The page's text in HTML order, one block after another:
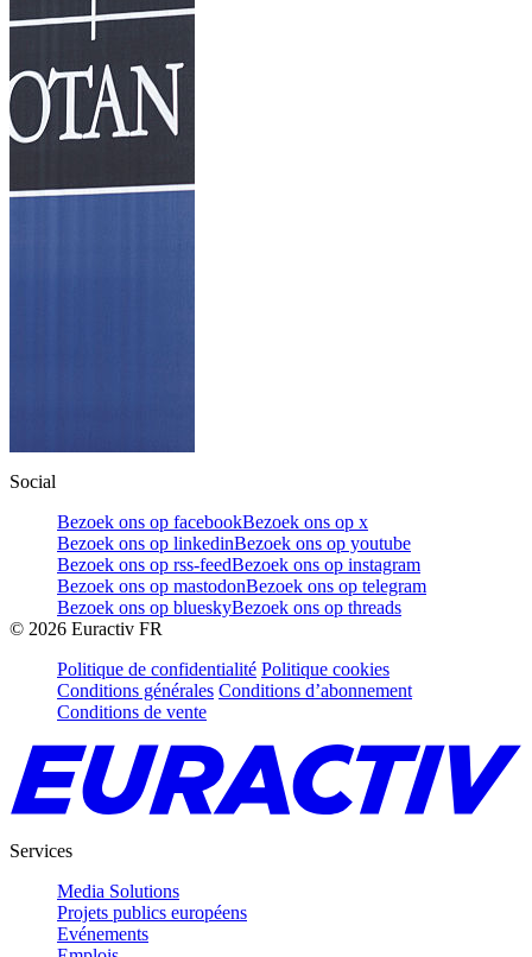
Social
Bezoek ons op facebookBezoek ons op x
Bezoek ons op linkedinBezoek ons op youtube
Bezoek ons op rss-feedBezoek ons op instagram
Bezoek ons op mastodonBezoek ons op telegram
Bezoek ons op blueskyBezoek ons op threads
© 2026 Euractiv FR
Politique de confidentialité Politique cookies
Conditions générales Conditions d’abonnement
Conditions de vente
Services
Media Solutions
Projets publics européens
Evénements